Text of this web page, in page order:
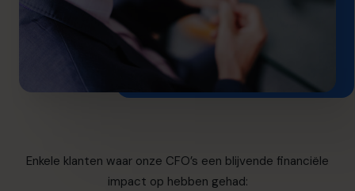
Enkele klanten waar onze CFO’s een blijvende financiële
impact op hebben gehad: